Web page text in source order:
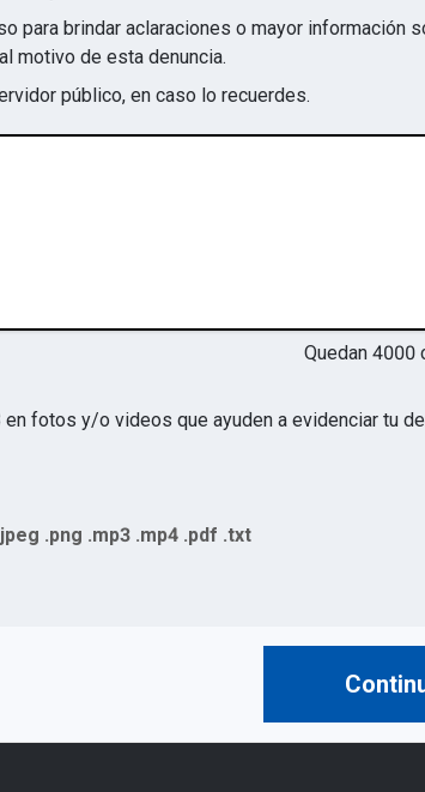
para brindar aclaraciones o mayor información
irregularidades pertenecientes al motivo de esta denuncia.
público, en caso lo recuerdes.
Quedan 4000
fotos y/o videos que ayuden a evidenciar tu
.png .mp3 .mp4 .pdf .txt